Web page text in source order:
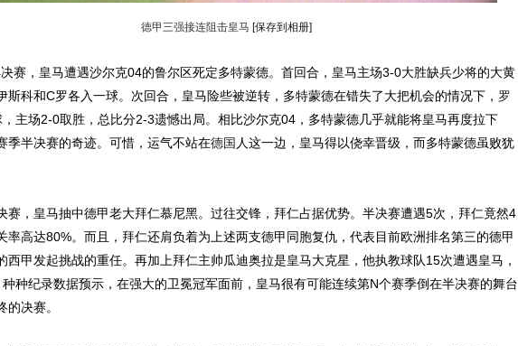
德甲三强接连阻击皇马 [保存到相册]
，皇马遭遇沙尔克04的鲁尔区死定多特蒙德。首回合，皇马主场3-0大胜缺兵少将的大黄
斯科和C罗各入一球。次回合，皇马险些被逆转，多特蒙德在错失了大把机会的情况下， 罗
主场2-0取胜，总比分2-3遗憾出局。相比沙尔克04，多特蒙德几乎就能将皇马再度拉下
季半决赛的奇迹。可惜，运气不站在德国 人这一边，皇马得以侥幸晋级，而多特蒙德虽败犹
，皇马抽中德甲老大拜仁慕尼黑。过往交锋，拜仁占据优势。半决赛遭遇5次，拜仁竟然4
率高达80%。而且，拜仁还肩负着为上述两支德甲同胞复仇，代表目前欧洲排名第三的德甲
西甲发起挑战的重任。再加上拜仁主帅瓜迪奥拉是皇马大克星，他执教球队15次遭遇皇马，
种纪录数据预示，在强大的卫冕冠军面前，皇马很有可能连续第N个赛季倒在半决赛的舞台
的决赛。